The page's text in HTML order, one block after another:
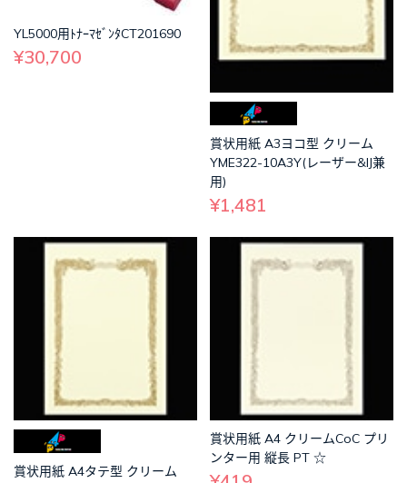
YL5000用ﾄﾅｰﾏｾﾞﾝﾀCT201690
¥30,700
賞状用紙 A3ヨコ型 クリーム
YME322-10A3Y(レーザー&IJ兼
用)
¥1,481
賞状用紙 A4タテ型 クリーム
賞状用紙 A4 クリームCoC プリ
ンター用 縦長 PT ☆